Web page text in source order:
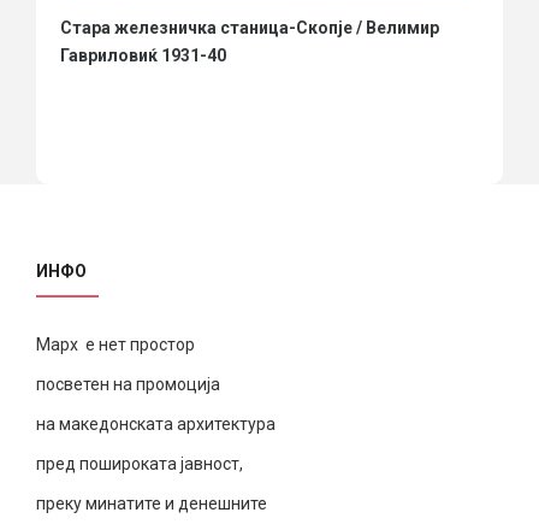
Стара железничка станица-Скопје / Велимир
Гавриловиќ 1931-40
ИНФО
Марх е нет простор
посветен на промоција
на македонската архитектура
пред пошироката јавност,
преку минатите и денешните